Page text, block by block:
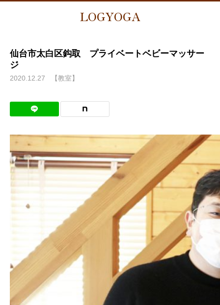
LOGYOGA
仙台市太白区鈎取 プライベートベビーマッサー
ジ
2020.12.27 【教室】